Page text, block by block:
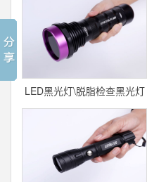
LED黑光灯\脱脂检查黑光灯
LUYOR-